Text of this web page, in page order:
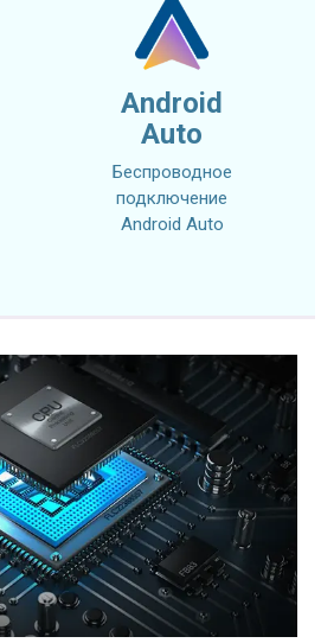
Android
Auto
Беспроводное
подключение
Android Auto